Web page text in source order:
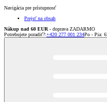
Navigácia pre prístupnosť
Prejsť na obsah
Nákup nad 60 EUR - doprava ZADARMO
Potrebujete poradiť?:+420 277 001 234Po - Pia: